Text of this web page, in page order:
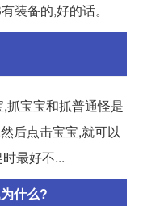
装备的,好的话。
抓宝宝和抓普通怪是
后点击宝宝,就可以
最好不...
什么?